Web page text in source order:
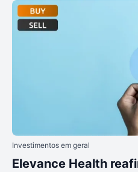
Investimentos em geral
Elevance Health